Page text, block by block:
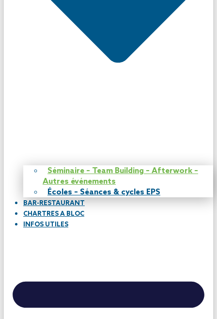
Séminaire – Team Building – Afterwork –
Autres événements
Écoles – Séances & cycles EPS
BAR-RESTAURANT
CHARTRES A BLOC
INFOS UTILES